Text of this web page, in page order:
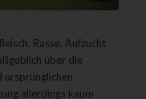
Rasse, Aufzucht
über die
ursprünglichen
allerdings kaum